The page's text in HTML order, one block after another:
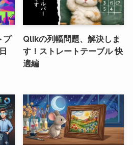
プ
Qlikの列幅問題、解決しま
す！ストレートテーブル 快
適編